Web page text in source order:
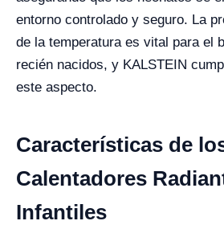
entorno controlado y seguro. La
de la temperatura es vital para el
recién nacidos, y KALSTEIN
este aspecto.
Características de
Calentadores
Infantiles